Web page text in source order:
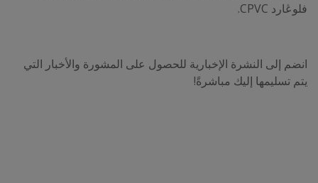
فلوڠارد CPVC.
انضم إلى النشرة الإخبارية للحصول على المشورة والأخبار التي
يتم تسليمها إليك مباشرةً!